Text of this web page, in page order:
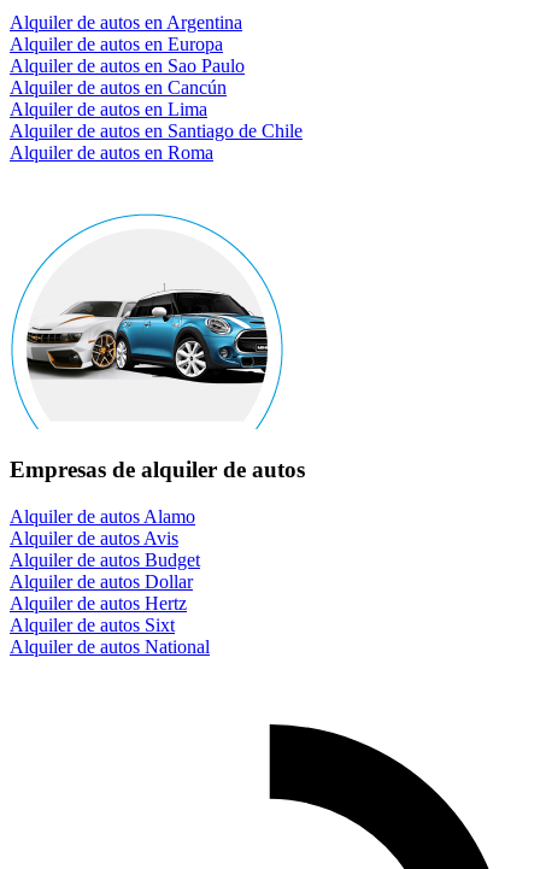
Alquiler de autos en Argentina
Alquiler de autos en Europa
Alquiler de autos en Sao Paulo
Alquiler de autos en Cancún
Alquiler de autos en Lima
Alquiler de autos en Santiago de Chile
Alquiler de autos en Roma
Empresas de alquiler de autos
Alquiler de autos Alamo
Alquiler de autos Avis
Alquiler de autos Budget
Alquiler de autos Dollar
Alquiler de autos Hertz
Alquiler de autos Sixt
Alquiler de autos National